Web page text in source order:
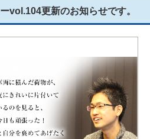
vol.104更新のお知らせです。